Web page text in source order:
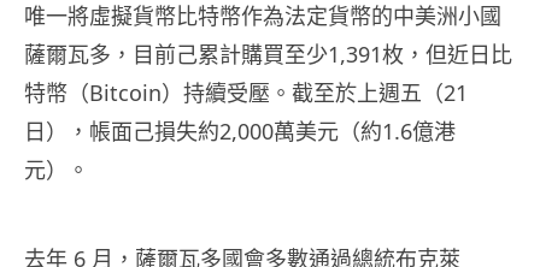
唯一將虛擬貨幣比特幣作為法定貨幣的中美洲小國
薩爾瓦多，目前己累計購買至少1,391枚，但近日比
特幣（Bitcoin）持續受壓。截至於上週五（21
日），帳面己損失約2,000萬美元（約1.6億港
元）。
去年 6 月，薩爾瓦多國會多數通過總統布克萊